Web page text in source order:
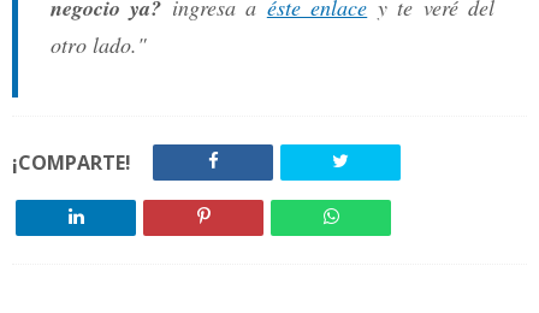
negocio ya? ingresa a éste enlace y te veré del
otro lado."
¡COMPARTE!